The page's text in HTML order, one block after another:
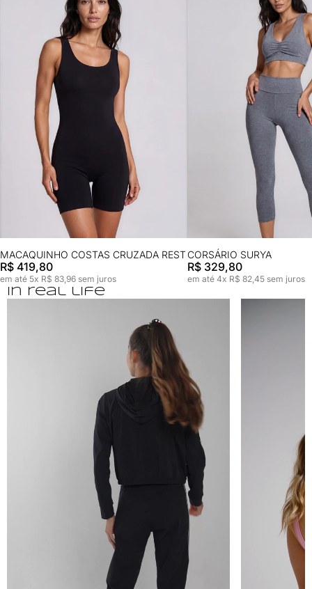
MACAQUINHO COSTAS CRUZADA REST
R$ 419,80
em até 5x R$ 83,96 sem juros
CORSÁRIO SURYA
R$ 329,80
em até 4x R$ 82,45 sem juros
In real life